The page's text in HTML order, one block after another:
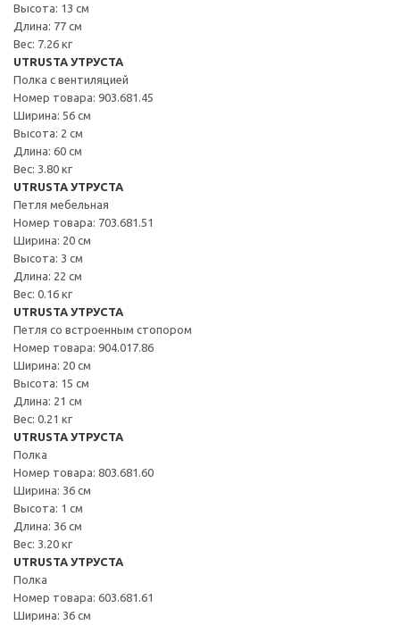
Высота: 13 см
Длина: 77 см
Вес: 7.26 кг
UTRUSTA УТРУСТА
Полка с вентиляцией
Номер товара: 903.681.45
Ширина: 56 см
Высота: 2 см
Длина: 60 см
Вес: 3.80 кг
UTRUSTA УТРУСТА
Петля мебельная
Номер товара: 703.681.51
Ширина: 20 см
Высота: 3 см
Длина: 22 см
Вес: 0.16 кг
UTRUSTA УТРУСТА
Петля со встроенным стопором
Номер товара: 904.017.86
Ширина: 20 см
Высота: 15 см
Длина: 21 см
Вес: 0.21 кг
UTRUSTA УТРУСТА
Полка
Номер товара: 803.681.60
Ширина: 36 см
Высота: 1 см
Длина: 36 см
Вес: 3.20 кг
UTRUSTA УТРУСТА
Полка
Номер товара: 603.681.61
Ширина: 36 см